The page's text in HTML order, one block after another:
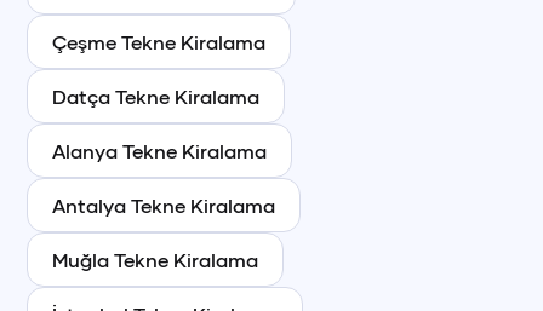
Çeşme Tekne Kiralama
Datça Tekne Kiralama
Alanya Tekne Kiralama
Antalya Tekne Kiralama
Muğla Tekne Kiralama